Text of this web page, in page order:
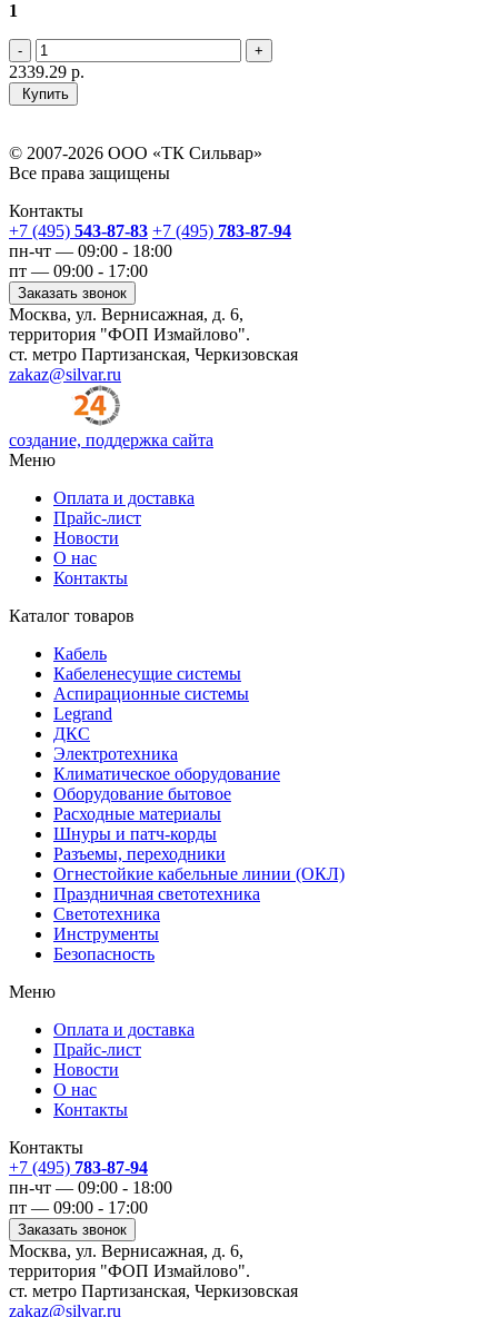
1
2339.29 р.
Купить
© 2007-2026 ООО «ТК Сильвар»
Все права защищены
Контакты
+7 (495) 543-87-83 +7 (495) 783-87-94
пн-чт — 09:00 - 18:00
пт — 09:00 - 17:00
Заказать звонок
Москва, ул. Вернисажная, д. 6,
территория "ФОП Измайлово".
ст. метро Партизанская, Черкизовская
zakaz@silvar.ru
создание, поддержка сайта
Меню
Оплата и доставка
Прайс-лист
Новости
О нас
Контакты
Каталог товаров
Кабель
Кабеленесущие системы
Аспирационные системы
Legrand
ДКС
Электротехника
Климатическое оборудование
Оборудование бытовое
Расходные материалы
Шнуры и патч-корды
Разъемы, переходники
Огнестойкие кабельные линии (ОКЛ)
Праздничная светотехника
Светотехника
Инструменты
Безопасность
Меню
Оплата и доставка
Прайс-лист
Новости
О нас
Контакты
Контакты
+7 (495) 783-87-94
пн-чт — 09:00 - 18:00
пт — 09:00 - 17:00
Заказать звонок
Москва, ул. Вернисажная, д. 6,
территория "ФОП Измайлово".
ст. метро Партизанская, Черкизовская
zakaz@silvar.ru